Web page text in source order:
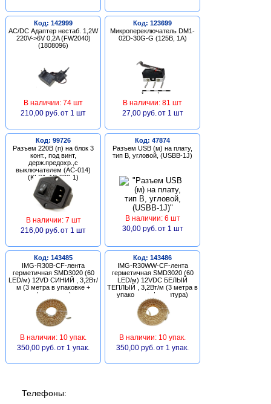
Код: 142999
AC/DC Адаптер нестаб. 1,2W
220V->6V 0,2A (FW2040)
(1808096)
В наличии: 74 шт
210,00 руб. от 1 шт
Код: 123699
Микропереключатель DM1-
02D-30G-G (125В, 1А)
В наличии: 81 шт
27,00 руб. от 1 шт
Код: 99726
Разъем 220В (п) на блок 3
конт., под винт,
держ.предохр.,с
выключателем (AC-014)
(KLS1-AS-303-1)
В наличии: 7 шт
216,00 руб. от 1 шт
Код: 47874
Разъем USB (м) на плату,
тип В, угловой, (USBB-1J)
В наличии: 6 шт
30,00 руб. от 1 шт
Код: 143485
IMG-R30B-CF-лента
герметичная SMD3020 (60
LED/м) 12VD СИНИЙ , 3,2Вт/
м (3 метра в упаковке +
фурнитура)
В наличии: 10 упак.
350,00 руб. от 1 упак.
Код: 143486
IMG-R30WW-CF-лента
герметичная SMD3020 (60
LED/м) 12VDC БЕЛЫЙ
ТЕПЛЫЙ , 3,2Вт/м (3 метра в
упаковке + фурнитура)
В наличии: 10 упак.
350,00 руб. от 1 упак.
Телефоны: